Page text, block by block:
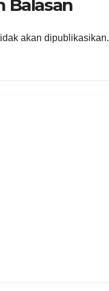
Balasan
akan dipublikasikan.